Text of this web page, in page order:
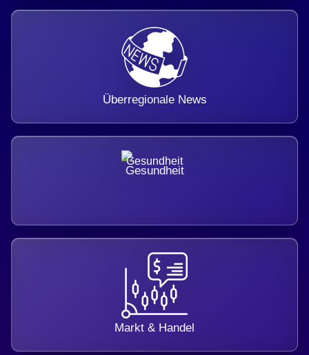
Überregionale News
Gesundheit
Markt & Handel